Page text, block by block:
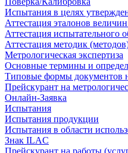
Испытания в целях
Аттестация эталонов
Аттестация испытательного
Аттестация методик
Метрологическая экспертиза
Основные термины и
Типовые формы документов
Прейскурант на
Онлайн-Заявка
Испытания
Испытания продукции
Испытания в области
Знак ILAC
Прейскурант на работы